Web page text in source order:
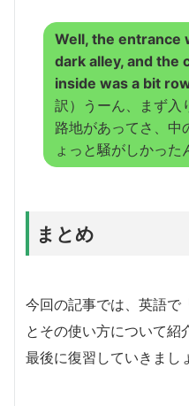
Well, the entrance
dark alley, and the
inside was a bit
訳）うーん、まず入
路地があってさ、中
ょっと騒がしかった
まとめ
今回の記事では、英語で
とその使い方について紹
最後に復習していきまし